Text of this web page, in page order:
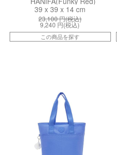
39 x 39 x 14 cm
23,100円(税込)
9,240 円(税込)
この商品を探す